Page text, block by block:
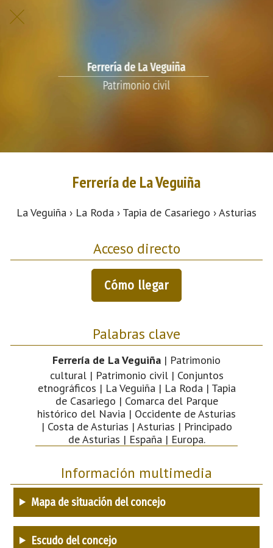
Ferrería de La Veguiña
La Veguiña › La Roda › Tapia de Casariego › Asturias
Acceso directo
Cómo llegar
Palabras clave
Ferrería de La Veguiña | Patrimonio
cultural | Patrimonio civil | Conjuntos
etnográficos | La Veguiña | La Roda | Tapia
de Casariego | Comarca del Parque
histórico del Navia | Occidente de Asturias
| Costa de Asturias | Asturias | Principado
de Asturias | España | Europa.
Información multimedia
Mapa de situación del concejo
Escudo del concejo